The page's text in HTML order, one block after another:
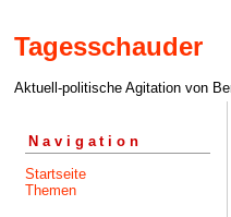
Tagesschauder
Aktuell-politische Agitation von
Navigation
Startseite
Themen